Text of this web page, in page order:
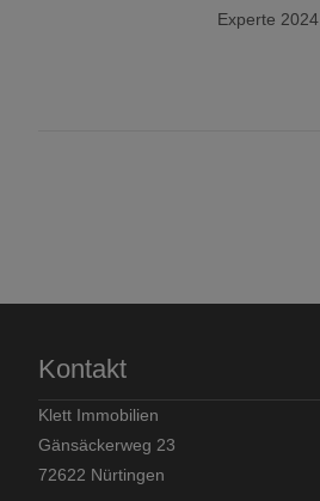
Experte 2024
Kontakt
Klett Immobilien
Gänsäckerweg 23
72622 Nürtingen